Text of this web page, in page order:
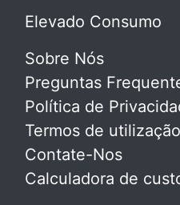
Elevado Consumo
Sobre Nós
Preguntas
Política de
Termos de utilização
Contate-Nos
Calculadora de